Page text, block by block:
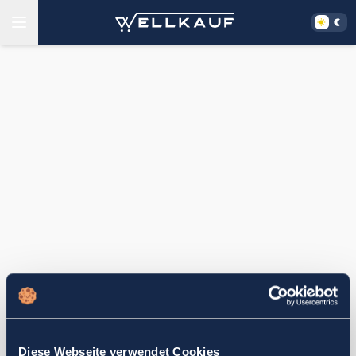
Diese Webseite verwendet Cookies